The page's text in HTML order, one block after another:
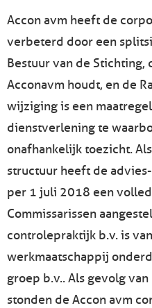
Accon avm heeft de
verbeterd door een
Bestuur van de Stichting,
Acconavm houdt, en de
wijziging is een
dienstverlening te
onafhankelijk toezicht.
structuur heeft de
per 1 juli 2018 een
Commissarissen
controlepraktijk b.v. is
werkmaatschappij
groep b.v.. Als gevolg
stonden de Accon avm